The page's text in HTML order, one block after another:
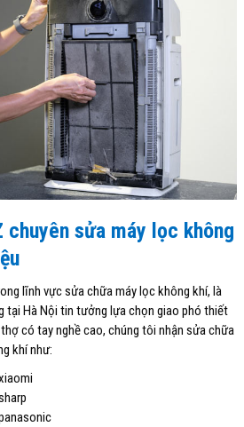
chuyên sửa máy lọc không
lĩnh vực sửa chữa máy lọc không khí, là
tại Hà Nội tin tưởng lựa chọn giao phó thiết
có tay nghề cao, chúng tôi nhận sửa chữa
khí như: